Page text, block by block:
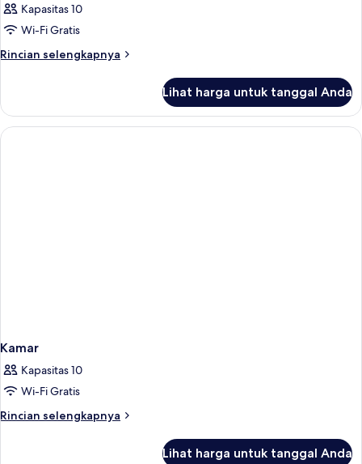
Kapasitas 10
Wi-Fi Gratis
Rincian selengkapnya
Rincian
Kamar
Lihat harga untuk tanggal Anda
Kamar
Kapasitas 10
Wi-Fi Gratis
Rincian selengkapnya
Rincian
Lihat harga untuk tanggal Anda